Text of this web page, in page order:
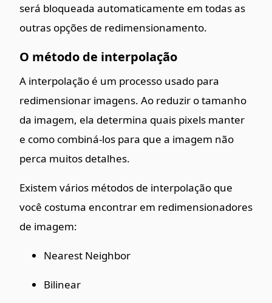
será bloqueada automaticamente em todas as
outras opções de redimensionamento.
O método de interpolação
A interpolação é um processo usado para
redimensionar imagens. Ao reduzir o tamanho
da imagem, ela determina quais pixels manter
e como combiná-los para que a imagem não
perca muitos detalhes.
Existem vários métodos de interpolação que
você costuma encontrar em redimensionadores
de imagem:
Nearest Neighbor
Bilinear